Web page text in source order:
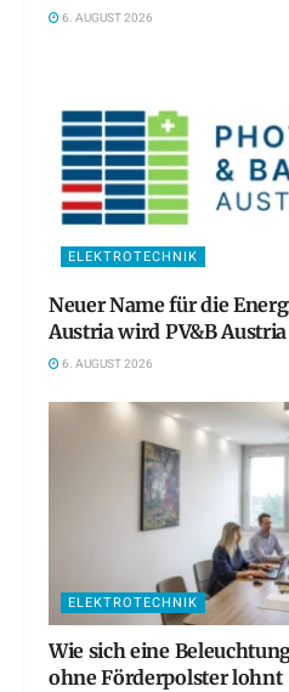
6. AUGUST 2026
ELEKTROTECHNIK
Neuer Name für die
Austria wird PV&B Austria
6. AUGUST 2026
ELEKTROTECHNIK
Wie sich eine
ohne Förderpolster lohnt